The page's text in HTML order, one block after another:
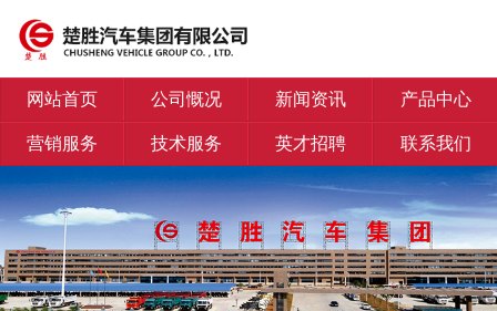
网站首页 公司慨况 新闻资讯
产品中心
营销服务
技术服务 英才招聘 联系我们